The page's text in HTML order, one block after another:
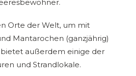
Orte der Welt, um mit
Mantarochen (ganzjährig)
außerdem einige der
und Strandlokale.